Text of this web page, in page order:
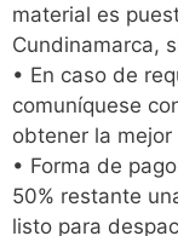
material es
Cundinamarca,
• En caso de
comuníquese
obtener la mejor
• Forma de
50% restante
listo para